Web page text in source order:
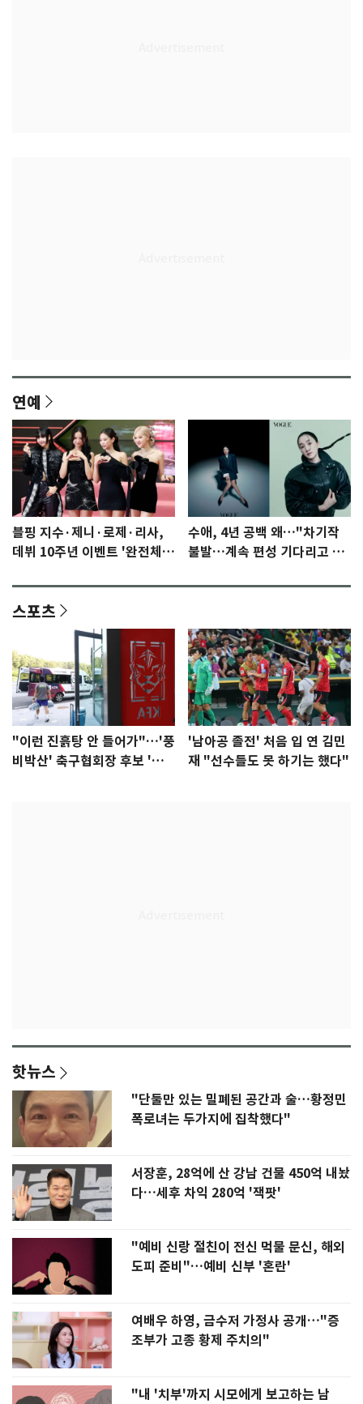
연예
블핑 지수·제니·로제·리사,
데뷔 10주년 이벤트 '완전체'
수애, 4년 공백 왜…"차기작
불발…계속 편성 기다리고 있
스포츠
"이런 진흙탕 안 들어가"…'풍
비박산' 축구협회장 후보 '실
'남아공 졸전' 처음 입 연 김민
재 "선수들도 못 하기는 했다"
핫뉴스
"단둘만 있는 밀폐된 공간과 술…황정민
폭로녀는 두가지에 집착했다"
서장훈, 28억에 산 강남 건물 450억 내놨
다…세후 차익 280억 '잭팟'
"예비 신랑 절친이 전신 먹물 문신, 해외
도피 준비"…예비 신부 '혼란'
여배우 하영, 금수저 가정사 공개…"증
조부가 고종 황제 주치의"
"내 '치부'까지 시모에게 보고하는 남